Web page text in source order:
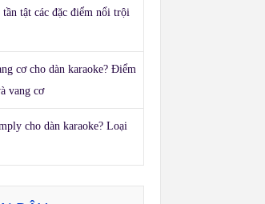
tật các đặc điểm nổi trội
cơ cho dàn karaoke? Điểm
vang cơ
cho dàn karaoke? Loại